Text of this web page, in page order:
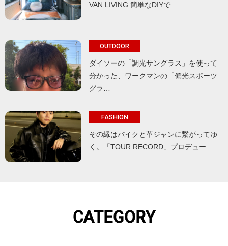
VAN LIVING 簡単なDIYで…
OUTDOOR
ダイソーの「調光サングラス」を使って
分かった、ワークマンの「偏光スポーツ
グラ…
FASHION
その縁はバイクと革ジャンに繋がってゆ
く。「TOUR RECORD」プロデュー…
CATEGORY